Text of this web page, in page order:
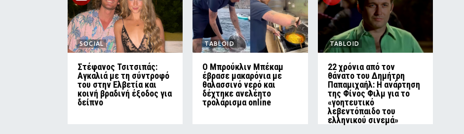
SOCIAL
Στέφανος Τσιτσιπάς:
Αγκαλιά με τη σύντροφό
του στην Ελβετία και
κοινή βραδινή έξοδος για
δείπνο
TABLOID
Ο Μπρούκλιν Μπέκαμ
έβρασε μακαρόνια με
θαλασσινό νερό και
δέχτηκε ανελέητο
τρολάρισμα online
TABLOID
22 χρόνια από τον
θάνατο του Δημήτρη
Παπαμιχαήλ: Η ανάρτηση
της Φίνος Φιλμ για το
«γοητευτικό
λεβεντόπαιδο του
ελληνικού σινεμά»